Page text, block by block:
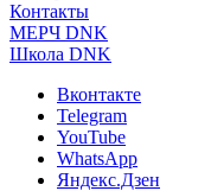
Контакты
МЕРЧ DNK
Школа DNK
Вконтакте
Telegram
YouTube
WhatsApp
Яндекс.Дзен